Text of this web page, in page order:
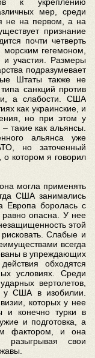
мер, среди
не на первом, а на
признание
почти четверть
гегемоном,
и участия. Размеры
подразумевает
Штаты также не
санкций против
а слабости. США
как украинские, и
но при этом у
такие как альянсы.
альянса уже
но заточенный
о котором я говорил
могла применять
США занимались
Европа боролась с
равно опасна. У нее
этой
Слабые и
всегда
в упреждающих
обходятся
условиях. Среди
вертолетов,
у США в изобилии.
которых у нее
и конечно турки в
и подготовка, а
фактором, и она
разыгрывая свои